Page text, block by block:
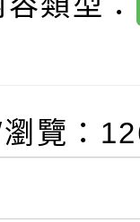
」及修
年度
實施計
招)】
覽：